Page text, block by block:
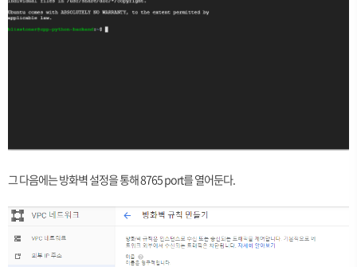
그 다음에는 방화벽 설정을 통해 8765 port를 열어둔다.